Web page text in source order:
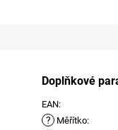
Doplňkové
EAN:
? Měřítko: